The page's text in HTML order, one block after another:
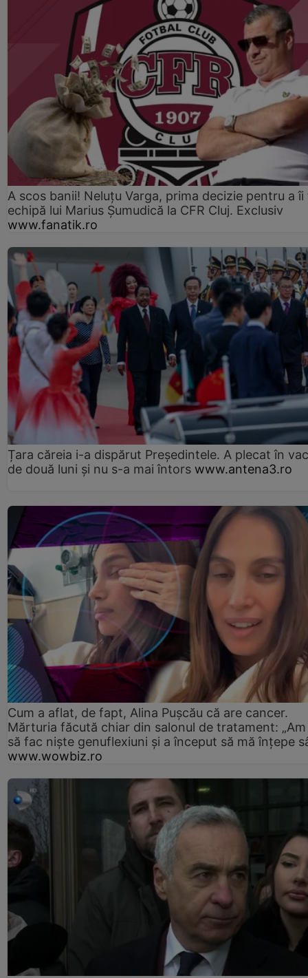
A scos banii! Neluțu Varga, prima decizie pentru a îi
echipă lui Marius Șumudică la CFR Cluj. Exclusiv
www.fanatik.ro
Țara căreia i-a dispărut Președintele. A plecat în
de două luni și nu s-a mai întors www.antena3.ro
Cum a aflat, de fapt, Alina Pușcău că are cancer.
Mărturia făcută chiar din salonul de tratament:
să fac niște genuflexiuni și a început să mă înțepe
www.wowbiz.ro